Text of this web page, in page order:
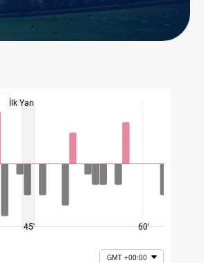
İlk Yarı
45' 60'
GMT +00:00